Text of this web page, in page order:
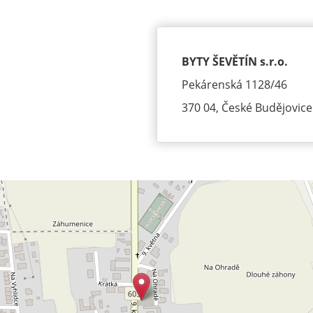
BYTY ŠEVĚTÍN s.r.o.
Pekárenská 1128/46
370 04, České